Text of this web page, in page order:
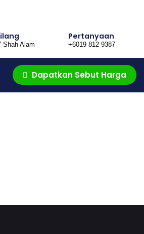
Shah Alam
Pertanyaan
+6019 812 9387
Dapatkan Sebut Harga